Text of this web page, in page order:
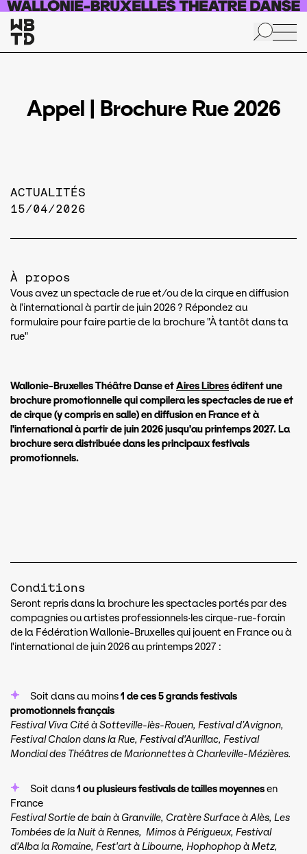
Aller au contenu principal
Appel | Brochure Rue 2026
ACTUALITÉS
15/04/2026
À propos
Vous avez un spectacle de rue et/ou de la cirque en diffusion
à l'international à partir de juin 2026 ? Répondez au
formulaire pour faire partie de la brochure "À tantôt dans ta
rue"
Wallonie-Bruxelles Théâtre Danse etAires Libreséditent une
brochure promotionnelle qui compilera les spectacles de rue et
de cirque (y compris en salle) en diffusion en France et à
l'international à partir de juin 2026 jusqu'au printemps 2027. La
brochure sera distribuée dans les principaux festivals
promotionnels.
Conditions
Seront repris dans la brochure les spectacles portés par des
compagnies ou artistes professionnels·les cirque-rue-forain
de la Fédération Wallonie-Bruxelles qui jouent en France ou à
l'international de juin 2026 au printemps 2027 :
Soit dans au moins1 de ces 5 grands festivals
promotionnels français
Festival Viva Cité à Sotteville-lès-Rouen, Festival d’Avignon,
Festival Chalon dans la Rue, Festival d'Aurillac, Festival
Mondial des Théâtres de Marionnettes à Charleville-Mézières.
Soit dans1 ou plusieurs festivals de tailles moyennesen
France
Festival Sortie de bain à Granville, Cratère Surface à Alès, Les
Tombées de la Nuit à Rennes, Mimos à Périgueux, Festival
d'Alba la Romaine, Fest'art à Libourne, Hophophop à Metz,